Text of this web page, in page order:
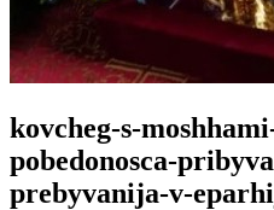
kovcheg-s-
pobedonosca-
prebyvanija-v-